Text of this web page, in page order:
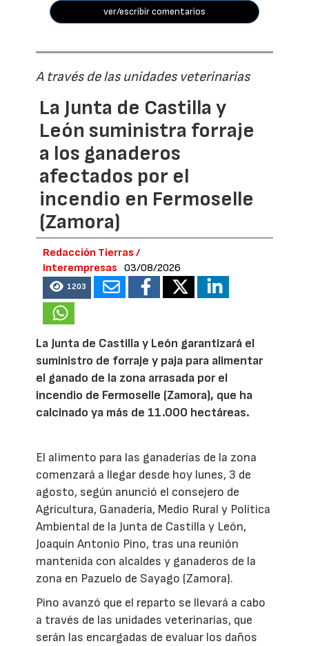
ver/escribir comentarios
A través de las unidades veterinarias
La Junta de Castilla y
León suministra forraje
a los ganaderos
afectados por el
incendio en Fermoselle
(Zamora)
Redacción Tierras /
Interempresas
03/08/2026
1203
La Junta de Castilla y León garantizará el
suministro de forraje y paja para alimentar
el ganado de la zona arrasada por el
incendio de Fermoselle (Zamora), que ha
calcinado ya más de 11.000 hectáreas.
El alimento para las ganaderías de la zona
comenzará a llegar desde hoy lunes, 3 de
agosto, según anunció el consejero de
Agricultura, Ganadería, Medio Rural y Política
Ambiental de la Junta de Castilla y León,
Joaquín Antonio Pino, tras una reunión
mantenida con alcaldes y ganaderos de la
zona en Pazuelo de Sayago (Zamora).
Pino avanzó que el reparto se llevará a cabo
a través de las unidades veterinarias, que
serán las encargadas de evaluar los daños